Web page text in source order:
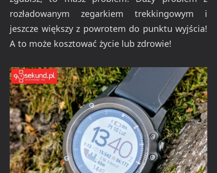
rozładowanym zegarkiem trekkingowym i
jeszcze większy z powrotem do punktu wyjścia!
A to może kosztować życie lub zdrowie!